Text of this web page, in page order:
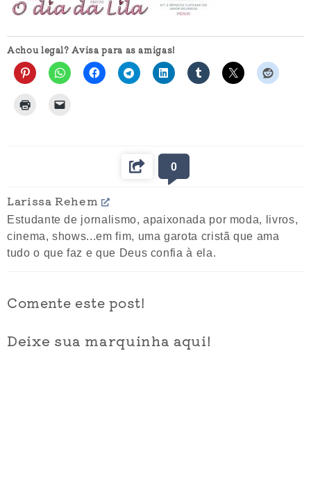
Achou legal? Avisa para as amigas!
0
Larissa Rehem
Estudante de jornalismo, apaixonada por moda, livros,
cinema, shows...em fim, uma garota cristã que ama
tudo o que faz e que Deus confia à ela.
Comente este post!
Deixe sua marquinha aqui!